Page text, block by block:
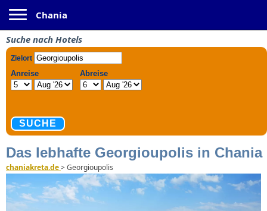
Chania
Suche nach Hotels
Das lebhafte Georgioupolis in Chania
chaniakreta.de>Georgioupolis